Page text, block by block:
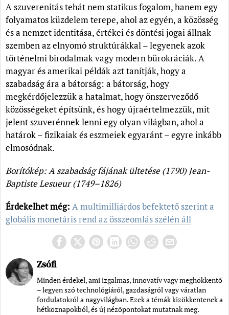
A szuverenitás tehát nem statikus fogalom, hanem egy
folyamatos küzdelem terepe, ahol az egyén, a közösség
és a nemzet identitása, értékei és döntési jogai állnak
szemben az elnyomó struktúrákkal – legyenek azok
történelmi birodalmak vagy modern bürokráciák. A
magyar és amerikai példák azt tanítják, hogy a
szabadság ára a bátorság: a bátorság, hogy
megkérdőjelezzük a hatalmat, hogy önszerveződő
közösségeket építsünk, és hogy újraértelmezzük, mit
jelent szuverénnek lenni egy olyan világban, ahol a
határok – fizikaiak és eszmeiek egyaránt – egyre inkább
elmosódnak.
Borítókép:A szabadságfájánakültetése (1790) Jean-
BaptisteLesueur (1749–1826)
Érdekelhet még: A multimilliárdos befektető szerint a
globális monetáris rend az összeomlás szélén áll
Zsófi
Minden érdekel, ami izgalmas, innovatív vagy meghökkentő
– legyen szó technológiáról, gazdaságról vagy váratlan
fordulatokról a nagyvilágban. Ezek a témák kizökkentenek a
hétköznapokból, és új nézőpontokat mutatnak meg.